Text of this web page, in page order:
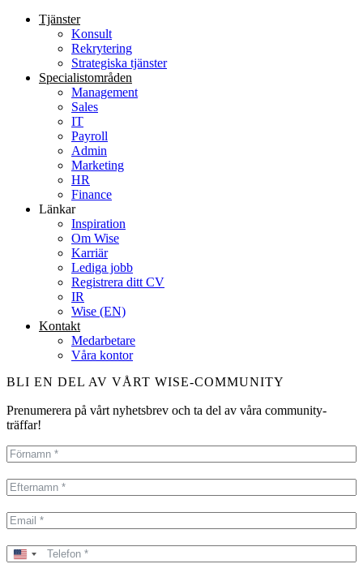
Tjänster
Konsult
Rekrytering
Strategiska tjänster
Specialist­områden
Management
Sales
IT
Payroll
Admin
Marketing
HR
Finance
Länkar
Inspiration
Om Wise
Karriär
Lediga jobb
Registrera ditt CV
IR
Wise (EN)
Kontakt
Medarbetare
Våra kontor
BLI EN DEL AV VÅRT WISE-COMMUNITY
Prenumerera på vårt nyhetsbrev och ta del av våra community-
träffar!
United